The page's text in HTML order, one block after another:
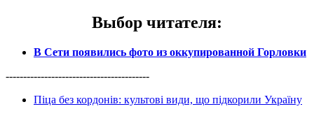
Выбор читателя:
В Сети появились фото из оккупированной Горловки
-----------------------------------------
Піца без кордонів: культові види, що підкорили Україну